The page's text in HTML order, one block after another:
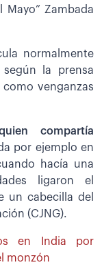
Mayo” Zambada
normalmente
la prensa
venganzas
compartía
por ejemplo en
hacía una
ligaron el
un cabecilla del
(CJNG).
en India por
monzón